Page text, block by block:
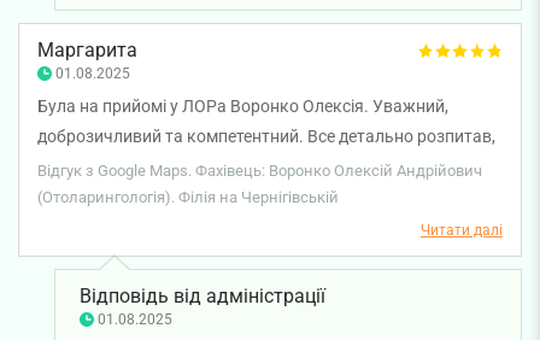
вирішити проблему. Приємно чути, що ви
залишилися задоволені результатом і якістю
консультації. Бажаємо вам міцного здоров'я!
Маргарита
01.08.2025
Була на прийомі у ЛОРа Воронко Олексія. Уважний,
доброзичливий та компетентний. Все детально розпитав,
провів огляд і доступно пояснив план лікування.
Професіонал свого діла, рекомендую!
Відгук з Google Maps. Фахівець: Воронко Олексій Андрійович
(Отоларингологія). Філія на Чернігівській
Читати далі
Відповідь від адміністрації
01.08.2025